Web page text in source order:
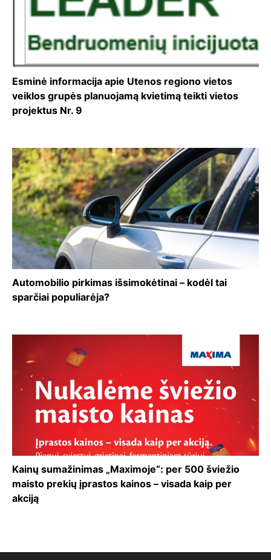
Esminė informacija apie Utenos regiono vietos
veiklos grupės planuojamą kvietimą teikti vietos
projektus Nr. 9
Automobilio pirkimas išsimokėtinai – kodėl tai
sparčiai populiarėja?
Kainų sumažinimas „Maximoje“: per 500 šviežio
maisto prekių įprastos kainos – visada kaip per
akciją